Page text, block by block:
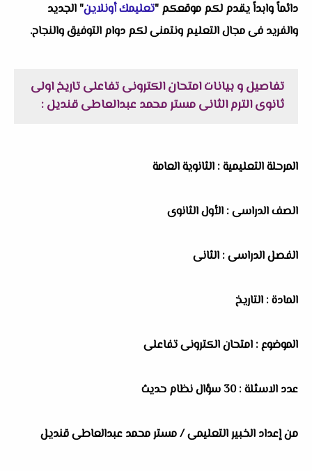
دائماً وابداً يقدم لكم موقعكم "تعليمك أونلاين" الجديد
والفريد فى مجال التعليم ونتمنى لكم دوام التوفيق والنجاح.
تفاصيل و بيانات امتحان الكترونى تفاعلى تاريخ اولى
ثانوى الترم الثانى مستر محمد عبدالعاطى قنديل :
المرحلة التعليمية : الثانوية العامة
الصف الدراسى : الأول الثانوى
الفصل الدراسى : الثانى
المادة : التاريخ
الموضوع : امتحان الكترونى تفاعلى
عدد الاسئلة : 30 سؤال نظام حديث
من إعداد الخبير التعليمى / مستر محمد عبدالعاطى قنديل